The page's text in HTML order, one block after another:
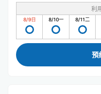
利
8/9日 8/10一 8/11二
預